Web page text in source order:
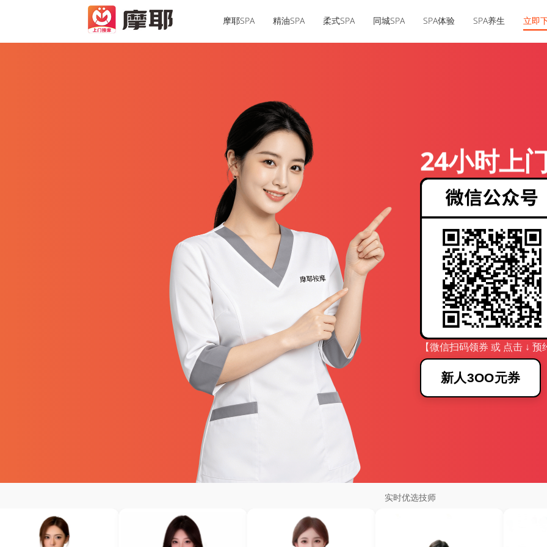
摩耶SPA 精油SPA 柔式SPA 同城SPA SPA体验 SPA养生 立即
24小时上
【微信扫码领券 或 点击 ↓ 预
新人3OO元券
实时优选技师